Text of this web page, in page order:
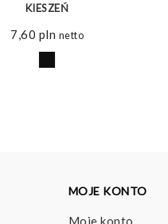
KIESZEŃ
7,60 pln netto
MOJE KONTO
Moje konto